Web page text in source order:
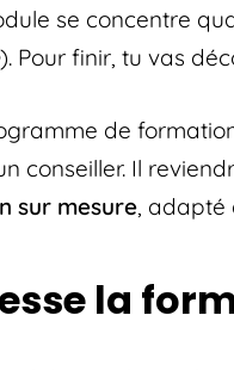
se concentre
). Pour finir, tu vas
de
conseiller. Il
sur mesure, adapté
la